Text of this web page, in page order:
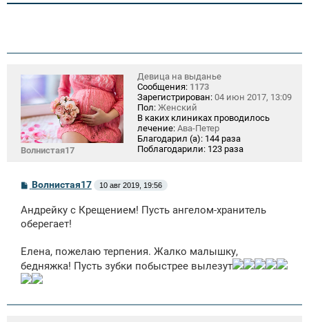
Волнистая17
Девица на выданье
Сообщения: 1173
Зарегистрирован: 04 июн 2017, 13:09
Пол: Женский
В каких клиниках проводилось
лечение: Ава-Петер
Благодарил (а): 144 раза
Поблагодарили: 123 раза
С
б
щ
и
Волнистая17 10 авг 2019, 19:56
Андрейку с Крещением! Пусть ангелом-хранитель
оберегает!
Елена, пожелаю терпения. Жалко малышку,
бедняжка! Пусть зубки побыстрее вылезут